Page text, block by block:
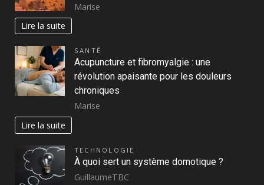
Marise
Lire la suite
SANTÉ
Acupuncture et fibromyalgie : une
révolution apaisante pour les douleurs
chroniques
Marise
Lire la suite
TECHNOLOGIE
À quoi sert un système domotique ?
GuillaumeTBC